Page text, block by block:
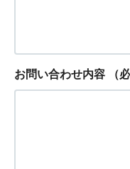
お問い合わせ内容 （